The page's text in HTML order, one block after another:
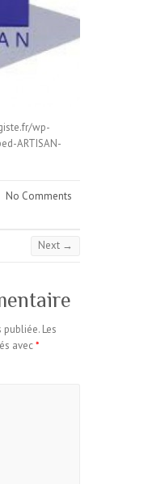
wp-
ARTISAN-
No Comments
Next →
publiée. Les
avec*